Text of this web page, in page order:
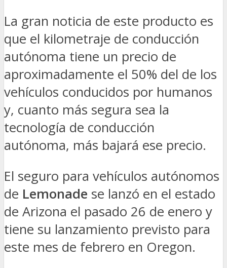
La gran noticia de este producto es
que el kilometraje de conducción
autónoma tiene un precio de
aproximadamente el 50% del de los
vehículos conducidos por humanos
y, cuanto más segura sea la
tecnología de conducción
autónoma, más bajará ese precio.
El seguro para vehículos autónomos
de Lemonade se lanzó en el estado
de Arizona el pasado 26 de enero y
tiene su lanzamiento previsto para
este mes de febrero en Oregon.